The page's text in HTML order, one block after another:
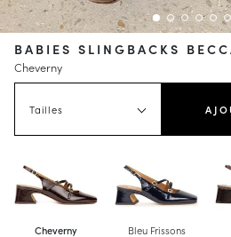
BABIES SLINGBACKS
Cheverny
Tailles
Cheverny Bleu Frissons